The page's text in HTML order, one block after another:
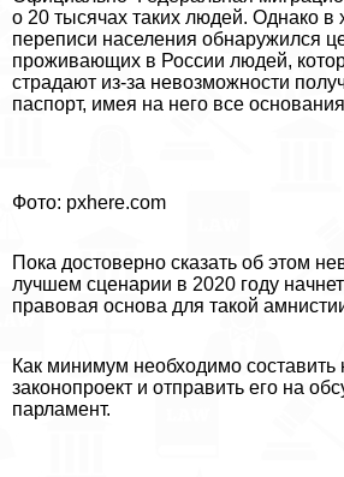
о 20 тысячах таких людей. Однако
переписи населения обнаружился
проживающих в России людей,
страдают из-за невозможности
паспорт, имея на него все
Фото: pxhere.com
Пока достоверно сказать об этом
лучшем сценарии в 2020 году
правовая основа для такой
Как минимум необходимо
законопроект и отправить его на
парламент.